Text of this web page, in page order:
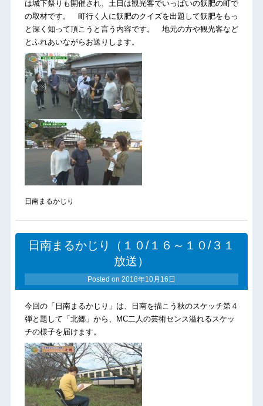
は城下祭りも開催され、土日は観光客でいっぱいの飫肥の町で
の取材です。 町行く人に飫肥のクイズを出題して飫肥をもっ
と深く知って頂こうと言う内容です。 地元の方や観光客など
とふれあいながらお送りします。
日南まるかじり
日南まるかじり（１０/１６～１０/３１
放送）
Posted on 2018年10月16日
今回の「日南まるかじり」は、日南を描こう秋のスケッチ第４
弾と題して「北郷」から、MC二人の芸術センス溢れるスケッ
チの様子を届けます。